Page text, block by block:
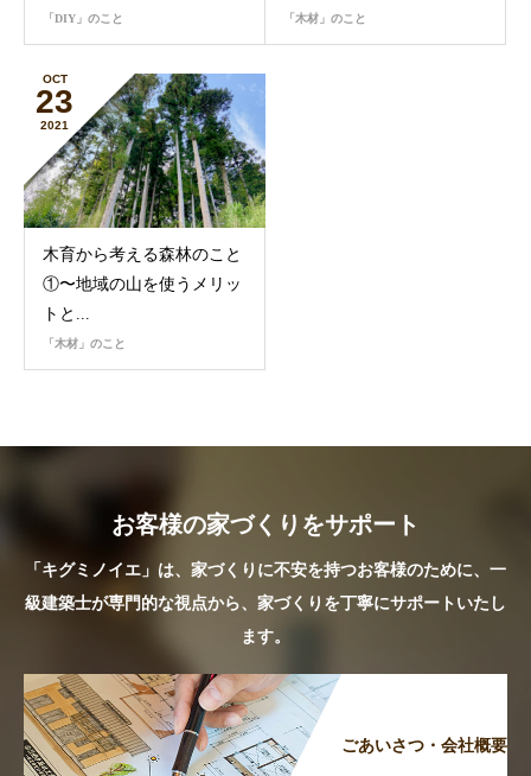
「DIY」のこと 「木材」のこと
OCT
23
2021
木育から考える森林のこと
①〜地域の山を使うメリッ
トと...
「木材」のこと
お客様の家づくりをサポート
「キグミノイエ」は、家づくりに不安を持つお客様のために、一
級建築士が専門的な視点から、家づくりを丁寧にサポートいたし
ます。
ごあいさつ・会社概要